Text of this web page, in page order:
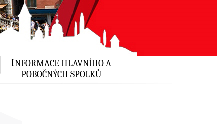
INFORMACE HLAVNÍHO A
POBOČNÝCH SPOLKŮ